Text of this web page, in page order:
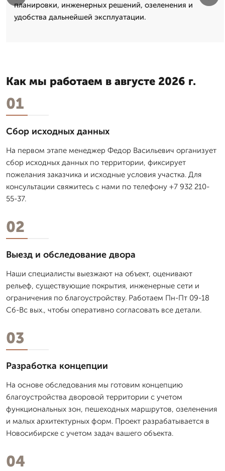
планировки, инженерных решений, озеленения и
удобства дальнейшей эксплуатации.
Как мы работаем в августе 2026 г.
01
Сбор исходных данных
На первом этапе менеджер Федор Васильевич организует
сбор исходных данных по территории, фиксирует
пожелания заказчика и исходные условия участка. Для
консультации свяжитесь с нами по телефону +7 932 210-
55-37.
02
Выезд и обследование двора
Наши специалисты выезжают на объект, оценивают
рельеф, существующие покрытия, инженерные сети и
ограничения по благоустройству. Работаем Пн-Пт 09-18
Сб-Вс вых., чтобы оперативно согласовать все детали.
03
Разработка концепции
На основе обследования мы готовим концепцию
благоустройства дворовой территории с учетом
функциональных зон, пешеходных маршрутов, озеленения
и малых архитектурных форм. Проект разрабатывается в
Новосибирске с учетом задач вашего объекта.
04